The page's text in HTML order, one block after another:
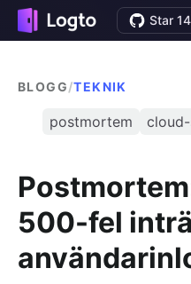
Star
BLOGG/TEKNIK
postmortem
500-fel